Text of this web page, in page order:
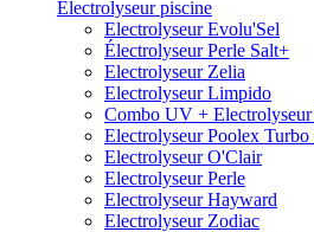
Electrolyseur piscine
Electrolyseur Evolu'Sel
Électrolyseur Perle Salt+
Electrolyseur Zelia
Electrolyseur Limpido
Combo UV + Electrolyseur
Electrolyseur Poolex Turbo
Electrolyseur O'Clair
Electrolyseur Perle
Electrolyseur Hayward
Electrolyseur Zodiac